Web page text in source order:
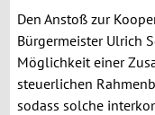
Den Anstoß zur
Bürgermeister Ulrich
Möglichkeit einer
steuerlichen
sodass solche